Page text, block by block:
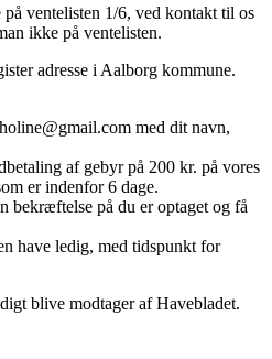
ventelisten 1/6, ved kontakt til os
ikke på ventelisten.
adresse i Aalborg kommune.
med dit navn,
af gebyr på 200 kr. på vores
er indenfor 6 dage.
bekræftelse på du er optaget og få
have ledig, med tidspunkt for
blive modtager af Havebladet.